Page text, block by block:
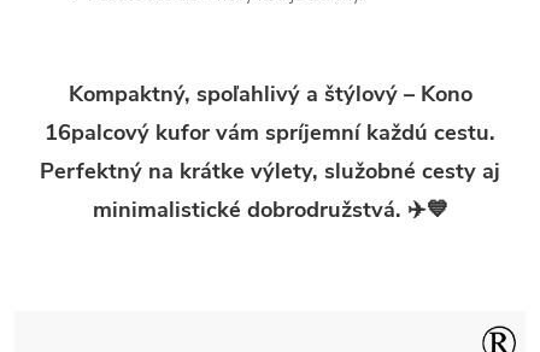
Kompaktný, spoľahlivý a štýlový – Kono
16palcový kufor vám spríjemní každú cestu.
Perfektný na krátke výlety, služobné cesty aj
minimalistické dobrodružstvá. ✈️💙